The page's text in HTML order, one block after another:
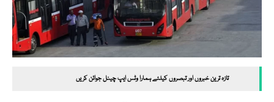
تازہ ترین خبروں اور تبصروں کیلئے ہمارا وٹس ایپ چینل جوائن کریں